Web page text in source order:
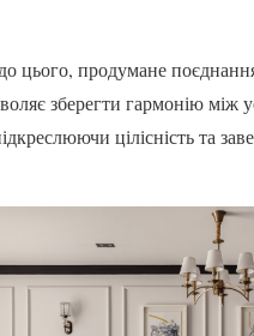
цього, продумане
зберегти гармонію між
цілісність та